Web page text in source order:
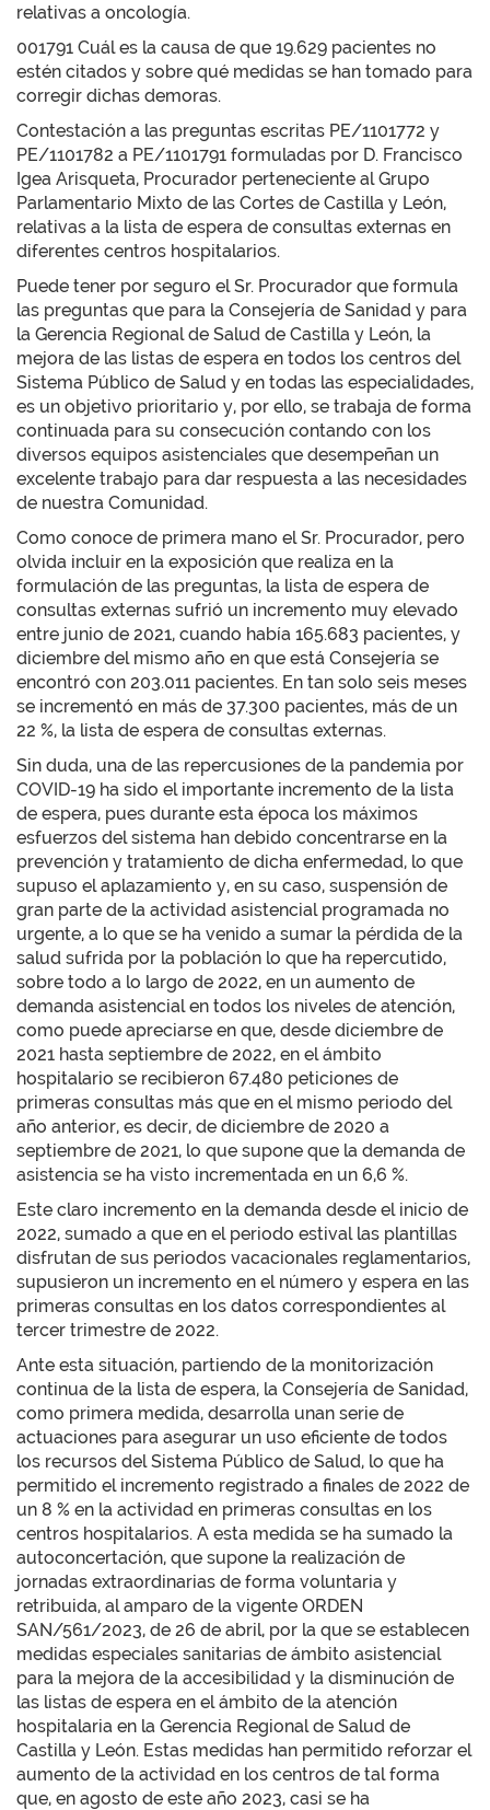
relativas a oncología.
001791 Cuál es la causa de que 19.629 pacientes no
estén citados y sobre qué medidas se han tomado para
corregir dichas demoras.
Contestación a las preguntas escritas PE/1101772 y
PE/1101782 a PE/1101791 formuladas por D. Francisco
Igea Arisqueta, Procurador perteneciente al Grupo
Parlamentario Mixto de las Cortes de Castilla y León,
relativas a la lista de espera de consultas externas en
diferentes centros hospitalarios.
Puede tener por seguro el Sr. Procurador que formula
las preguntas que para la Consejería de Sanidad y para
la Gerencia Regional de Salud de Castilla y León, la
mejora de las listas de espera en todos los centros del
Sistema Público de Salud y en todas las especialidades,
es un objetivo prioritario y, por ello, se trabaja de forma
continuada para su consecución contando con los
diversos equipos asistenciales que desempeñan un
excelente trabajo para dar respuesta a las necesidades
de nuestra Comunidad.
Como conoce de primera mano el Sr. Procurador, pero
olvida incluir en la exposición que realiza en la
formulación de las preguntas, la lista de espera de
consultas externas sufrió un incremento muy elevado
entre junio de 2021, cuando había 165.683 pacientes, y
diciembre del mismo año en que está Consejería se
encontró con 203.011 pacientes. En tan solo seis meses
se incrementó en más de 37.300 pacientes, más de un
22 %, la lista de espera de consultas externas.
Sin duda, una de las repercusiones de la pandemia por
COVID-19 ha sido el importante incremento de la lista
de espera, pues durante esta época los máximos
esfuerzos del sistema han debido concentrarse en la
prevención y tratamiento de dicha enfermedad, lo que
supuso el aplazamiento y, en su caso, suspensión de
gran parte de la actividad asistencial programada no
urgente, a lo que se ha venido a sumar la pérdida de la
salud sufrida por la población lo que ha repercutido,
sobre todo a lo largo de 2022, en un aumento de
demanda asistencial en todos los niveles de atención,
como puede apreciarse en que, desde diciembre de
2021 hasta septiembre de 2022, en el ámbito
hospitalario se recibieron 67.480 peticiones de
primeras consultas más que en el mismo periodo del
año anterior, es decir, de diciembre de 2020 a
septiembre de 2021, lo que supone que la demanda de
asistencia se ha visto incrementada en un 6,6 %.
Este claro incremento en la demanda desde el inicio de
2022, sumado a que en el periodo estival las plantillas
disfrutan de sus periodos vacacionales reglamentarios,
supusieron un incremento en el número y espera en las
primeras consultas en los datos correspondientes al
tercer trimestre de 2022.
Ante esta situación, partiendo de la monitorización
continua de la lista de espera, la Consejería de Sanidad,
como primera medida, desarrolla unan serie de
actuaciones para asegurar un uso eficiente de todos
los recursos del Sistema Público de Salud, lo que ha
permitido el incremento registrado a finales de 2022 de
un 8 % en la actividad en primeras consultas en los
centros hospitalarios. A esta medida se ha sumado la
autoconcertación, que supone la realización de
jornadas extraordinarias de forma voluntaria y
retribuida, al amparo de la vigente ORDEN
SAN/561/2023, de 26 de abril, por la que se establecen
medidas especiales sanitarias de ámbito asistencial
para la mejora de la accesibilidad y la disminución de
las listas de espera en el ámbito de la atención
hospitalaria en la Gerencia Regional de Salud de
Castilla y León. Estas medidas han permitido reforzar el
aumento de la actividad en los centros de tal forma
que, en agosto de este año 2023, casi se ha